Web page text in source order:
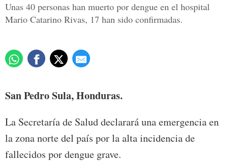
Unas 40 personas han muerto por dengue en el hospital
Mario Catarino Rivas, 17 han sido confirmadas.
San Pedro Sula, Honduras.
La Secretaría de Salud declarará una emergencia en
la zona norte del país por la alta incidencia de
fallecidos por dengue grave.